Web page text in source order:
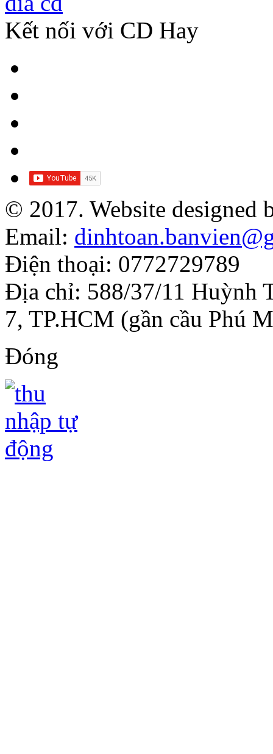
Kết nối với CD Hay
© 2017. Website designed
Email:
Điện thoại: 0772729789
Địa chỉ: 588/37/11 Huỳnh
7, TP.HCM (gần cầu Phú
Đóng